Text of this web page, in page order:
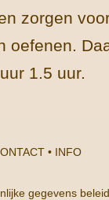
zorgen
1.5 uur.
• INFO
gegevens beleid